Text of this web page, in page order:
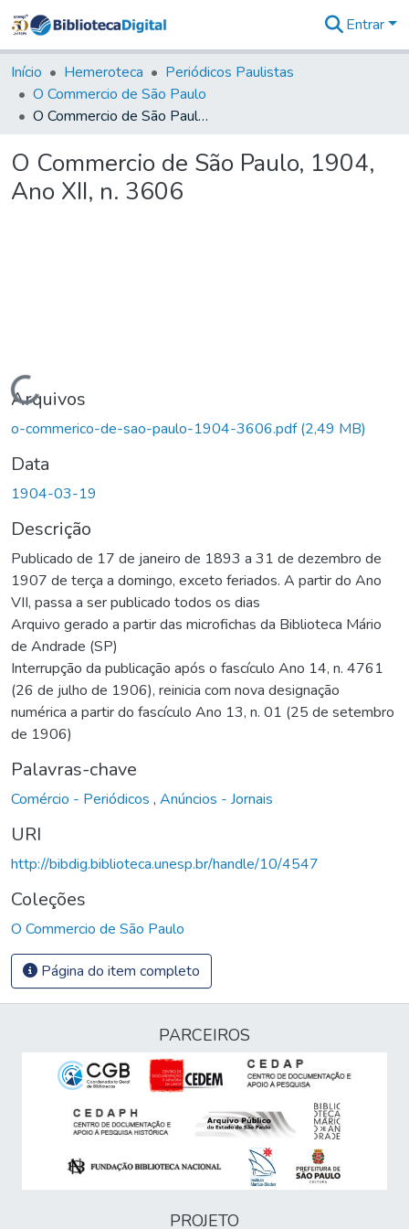
&
Coleções
Tudo na
Biblioteca
Estatísticas
Entrar
Início Hemeroteca
Periódicos Paulistas
O Commercio de São Paulo
O Commercio de São Paulo, 1904, Ano XII, n. 3606
O Commercio de São Paulo, 1904,
Ano XII, n. 3606
Carregando...
Arquivos
o-commerico-de-sao-paulo-1904-3606.pdf(2,49 MB)
Data
1904-03-19
Descrição
Publicado de 17 de janeiro de 1893 a 31 de dezembro de
1907 de terça a domingo, exceto feriados. A partir do Ano
VII, passa a ser publicado todos os dias
Arquivo gerado a partir das microfichas da Biblioteca Mário
de Andrade (SP)
Interrupção da publicação após o fascículo Ano 14, n. 4761
(26 de julho de 1906), reinicia com nova designação
numérica a partir do fascículo Ano 13, n. 01 (25 de setembro
de 1906)
Palavras-chave
Comércio - Periódicos , Anúncios - Jornais
URI
http://bibdig.biblioteca.unesp.br/handle/10/4547
Coleções
O Commercio de São Paulo
Página do item completo
PARCEIROS
PROJETO